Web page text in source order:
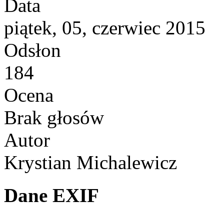
Data
piątek, 05, czerwiec 2015
Odsłon
184
Ocena
Brak głosów
Autor
Krystian Michalewicz
Dane EXIF